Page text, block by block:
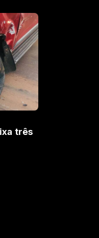
três